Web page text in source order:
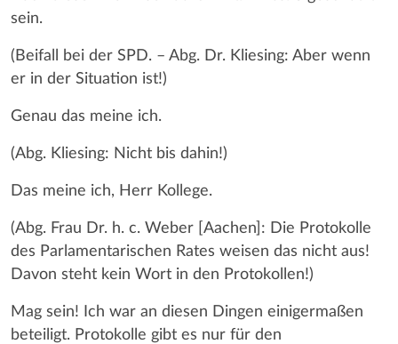
sein.
(Beifall bei der SPD. – Abg. Dr. Kliesing: Aber wenn
er in der Situation ist!)
Genau das meine ich.
(Abg. Kliesing: Nicht bis dahin!)
Das meine ich, Herr Kollege.
(Abg. Frau Dr. h. c. Weber [Aachen]: Die Protokolle
des Parlamentarischen Rates weisen das nicht aus!
Davon steht kein Wort in den Protokollen!)
Mag sein! Ich war an diesen Dingen einigermaßen
beteiligt. Protokolle gibt es nur für den